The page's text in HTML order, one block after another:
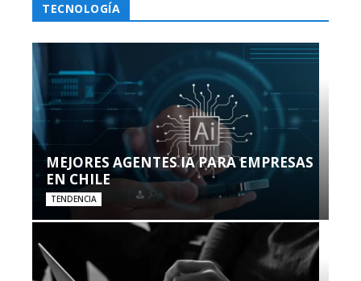
TECNOLOGÍA
MEJORES AGENTES IA PARA EMPRESAS
EN CHILE
TENDENCIA